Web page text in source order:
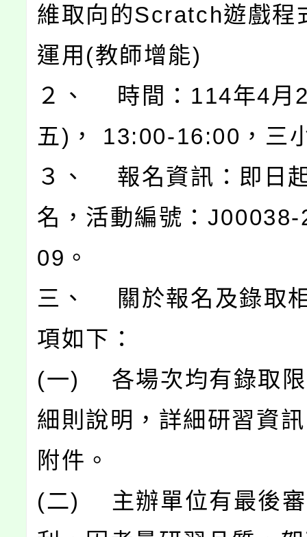
維取向的Scratch遊戲程
運用(教師增能)
２、 時間：114年4月
五)， 13:00-16:00，三
３、 報名資訊：即日
名，活動編號：
09。
三、 關於報名及錄取
項如下：
(一) 各場次均有錄取限
細則說明，詳細研習資
附件。
(二) 主辦單位有最後審